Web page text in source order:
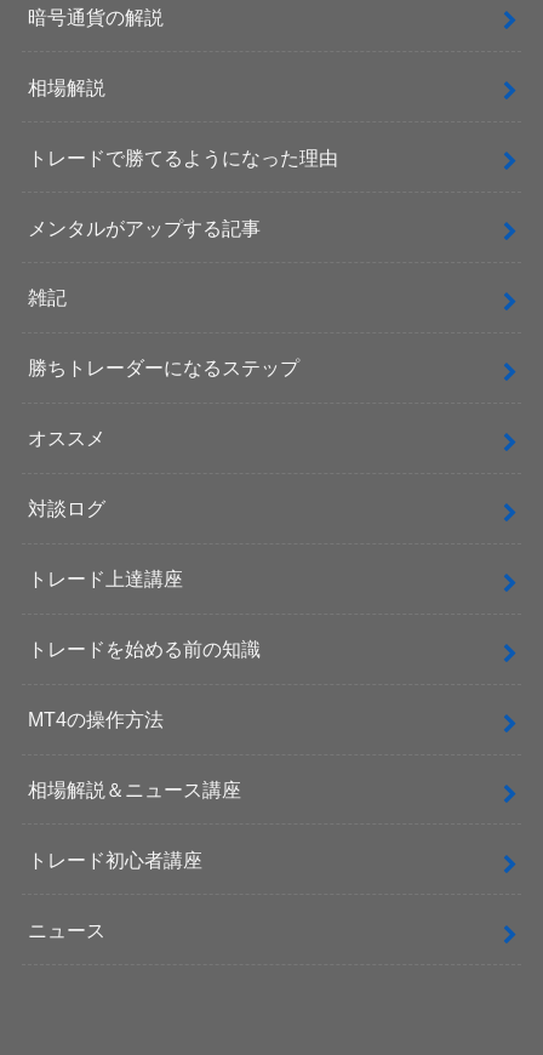
暗号通貨の解説
相場解説
トレードで勝てるようになった理由
メンタルがアップする記事
雑記
勝ちトレーダーになるステップ
オススメ
対談ログ
トレード上達講座
トレードを始める前の知識
MT4の操作方法
相場解説＆ニュース講座
トレード初心者講座
ニュース